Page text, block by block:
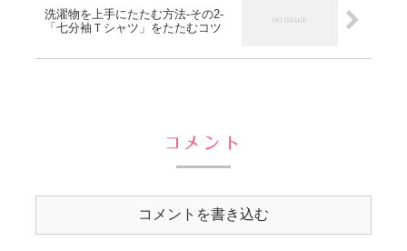
洗濯物を上手にたたむ方法-その2-
「七分袖Ｔシャツ」をたたむコツ
コメント
コメントを書き込む